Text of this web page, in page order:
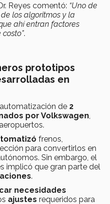
Reyes comentó: “Uno de
los algoritmos y la
ahí entran factores
.
prototipos
en
de 2
por Volkswagen
frenos,
para convertirlos en
Sin embargo, el
implicó que gran parte del
.
necesidades
ajustes requeridos para